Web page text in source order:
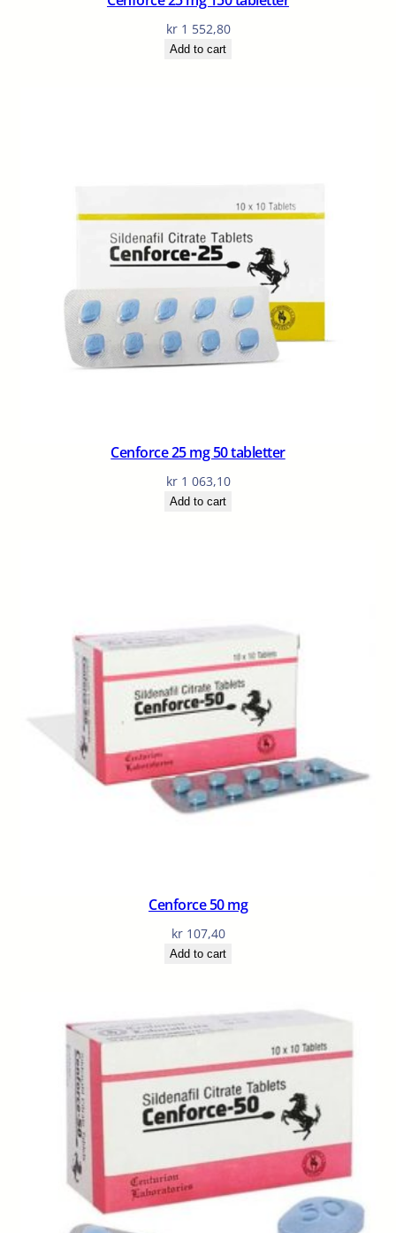
kr1 552,80
Add to cart
Cenforce 25 mg 50 tabletter
kr1 063,10
Add to cart
Cenforce 50 mg
kr107,40
Add to cart